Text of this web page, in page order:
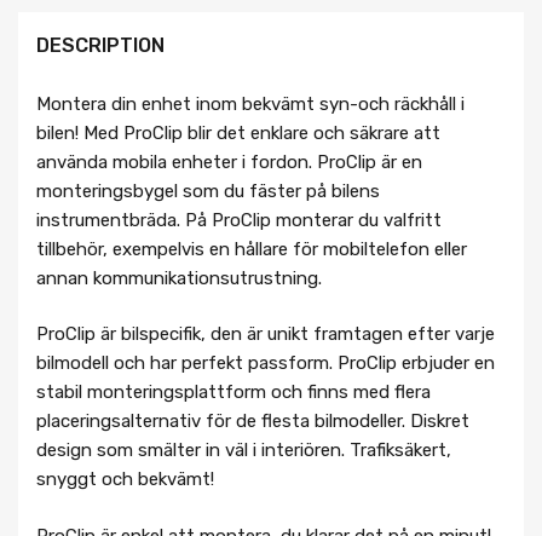
DESCRIPTION
Montera din enhet inom bekvämt syn-och räckhåll i
bilen! Med ProClip blir det enklare och säkrare att
använda mobila enheter i fordon. ProClip är en
monteringsbygel som du fäster på bilens
instrumentbräda. På ProClip monterar du valfritt
tillbehör, exempelvis en hållare för mobiltelefon eller
annan kommunikationsutrustning.
ProClip är bilspecifik, den är unikt framtagen efter varje
bilmodell och har perfekt passform. ProClip erbjuder en
stabil monteringsplattform och finns med flera
placeringsalternativ för de flesta bilmodeller. Diskret
design som smälter in väl i interiören. Trafiksäkert,
snyggt och bekvämt!